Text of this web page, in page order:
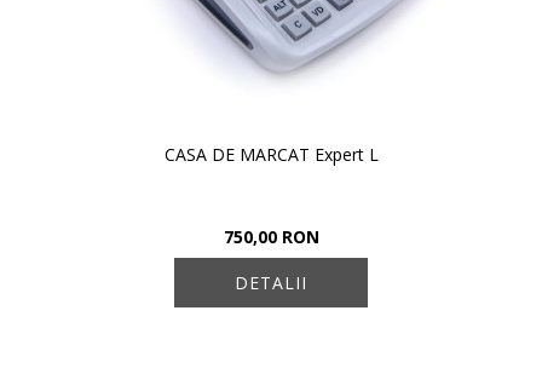
CASA DE MARCAT Expert L
750,00 RON
DETALII